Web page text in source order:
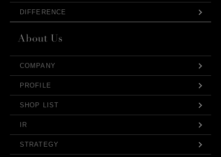
DIFFERENCE
COMPANY
PROFILE
SHOP LIST
IR
STRATEGY